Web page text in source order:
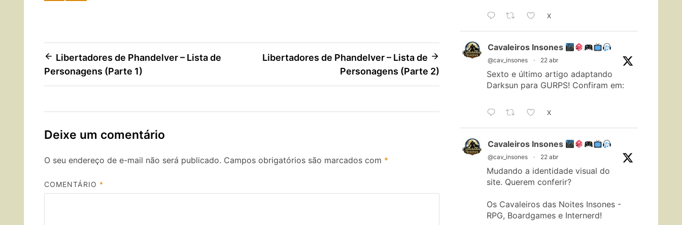
Navegação
de
Libertadores de Phandelver – Lista de
Personagens (Parte 1)
Libertadores de Phandelver – Lista de
Personagens (Parte 2)
Deixe um comentário
O seu endereço de e-mail não será publicado. Campos obrigatórios são marcados com *
COMENTÁRIO *
X
Cavaleiros Insones
@cav_insones · 22 abr
Sexto e último artigo adaptando
Darksun para GURPS! Confiram em:
X
Cavaleiros Insones
@cav_insones · 22 abr
Mudando a identidade visual do
site. Querem conferir?
Os Cavaleiros das Noites Insones -
RPG, Boardgames e Internerd!